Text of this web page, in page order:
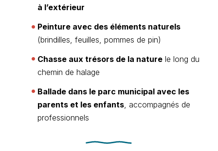
à l’extérieur
Peinture avec des éléments naturels
(brindilles, feuilles, pommes de pin)
Chasse aux trésors de la nature le long du
chemin de halage
Ballade dans le parc municipal avec les
parents et les enfants , accompagnés de
professionnels